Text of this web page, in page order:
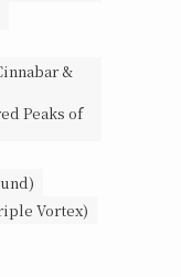
&
Peaks of
Vortex)